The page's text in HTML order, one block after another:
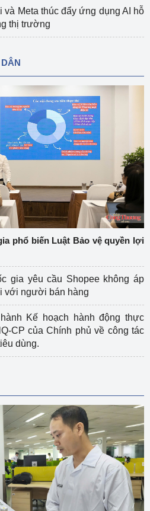
Meta thúc đẩy ứng dụng AI hỗ
thị trường
phổ biến Luật Bảo vệ quyền lợi
gia yêu cầu Shopee không áp
với người bán hàng
Kế hoạch hành động thực
CP của Chính phủ về công tác
dùng.